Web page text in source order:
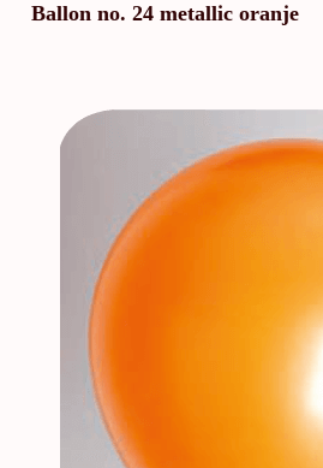
Ballon no. 24 metallic oranje